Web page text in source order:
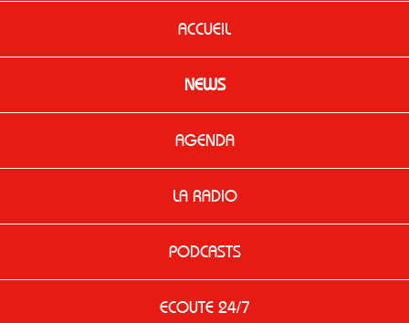
ACCUEIL
NEWS
AGENDA
LA RADIO
PODCASTS
ECOUTE 24/7